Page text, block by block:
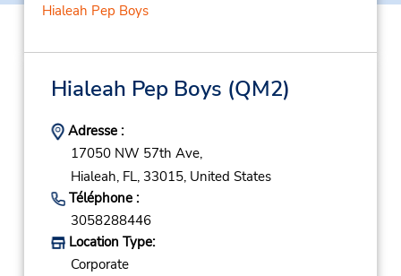
Hialeah Pep Boys
Hialeah Pep Boys (QM2)
Adresse :
17050 NW 57th Ave,
Hialeah, FL, 33015, United States
Téléphone :
3058288446
Location Type:
Corporate